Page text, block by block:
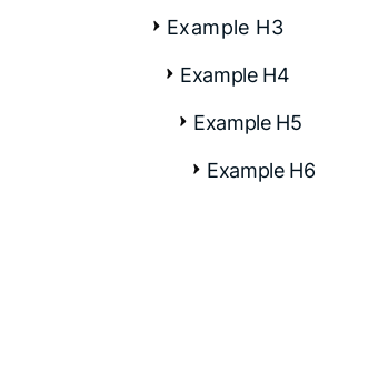
Example H3
Example H4
Example H5
Example H6